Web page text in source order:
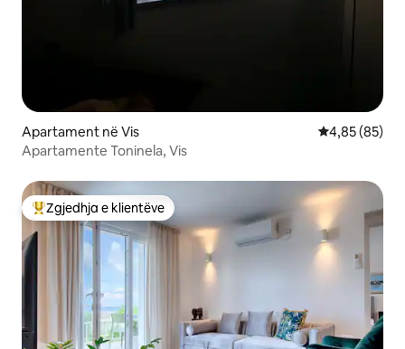
Apartament në Vis Vlerësimi
4,85 (85)
Apartamente Toninela, Vis
Më të mirat e zgjedhjeve të klientëve
Zgjedhja e klientëve